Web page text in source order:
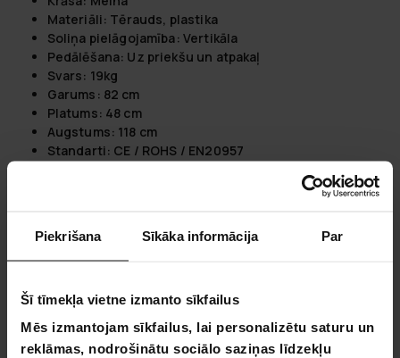
Piekrišana Sīkāka informācija Par
Šī tīmekļa vietne izmanto sīkfailus
Mēs izmantojam sīkfailus, lai personalizētu saturu un
reklāmas, nodrošinātu sociālo saziņas līdzekļu
Materiāli: Tērauds, plastika
Soliņa pielāgojamība: Vertikāla
Pedālēšana: Uz priekšu un atpakaļ
Svars: 19kg
Garums: 82 cm
Platums: 48 cm
Augstums: 118 cm
Standarti: CE / ROHS / EN20957
Svars: 21.3 kg